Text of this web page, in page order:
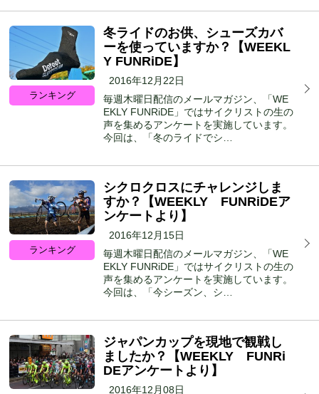
ランキング
冬ライドのお供、シューズカバ
ーを使っていますか？【WEEKL
Y FUNRiDE】
2016年12月22日
毎週木曜日配信のメールマガジン、「WE
EKLY FUNRiDE」ではサイクリストの生の
声を集めるアンケートを実施しています。
今回は、「冬のライドでシ…
ランキング
シクロクロスにチャレンジしま
すか？【WEEKLY FUNRiDEア
ンケートより】
2016年12月15日
毎週木曜日配信のメールマガジン、「WE
EKLY FUNRiDE」ではサイクリストの生の
声を集めるアンケートを実施しています。
今回は、「今シーズン、シ…
ジャパンカップを現地で観戦し
ましたか？【WEEKLY FUNRi
DEアンケートより】
2016年12月08日